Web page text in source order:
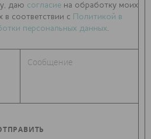
даю согласие на обработку моих
в соответствии с
Политикой в
персональных данных.